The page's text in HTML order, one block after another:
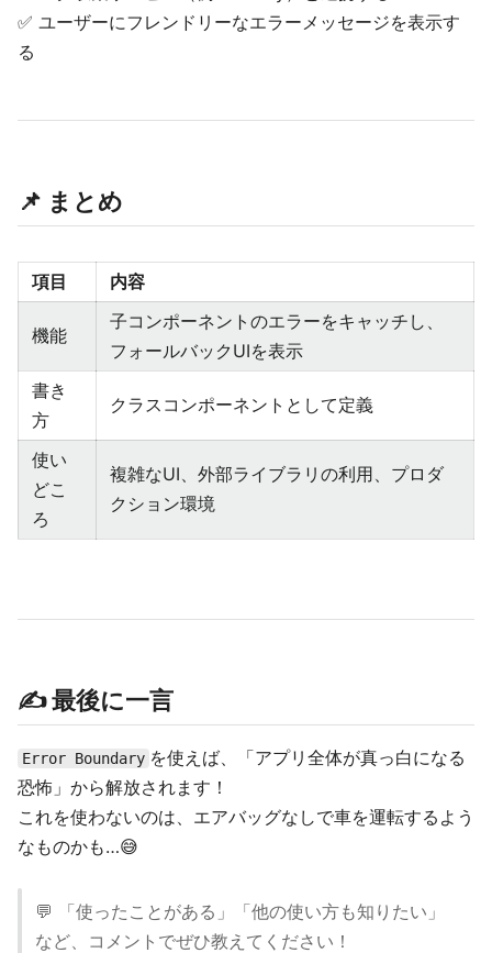
✅ ユーザーにフレンドリーなエラーメッセージを表示す
る
📌 まとめ
項目 内容
機能
子コンポーネントのエラーをキャッチし、
フォールバックUIを表示
書き
方
クラスコンポーネントとして定義
使い
どこ
ろ
複雑なUI、外部ライブラリの利用、プロダ
クション環境
✍️ 最後に一言
Error Boundary を使えば、「アプリ全体が真っ白になる
恐怖」から解放されます！
これを使わないのは、エアバッグなしで車を運転するよう
なものかも…😅
💬 「使ったことがある」「他の使い方も知りたい」
など、コメントでぜひ教えてください！